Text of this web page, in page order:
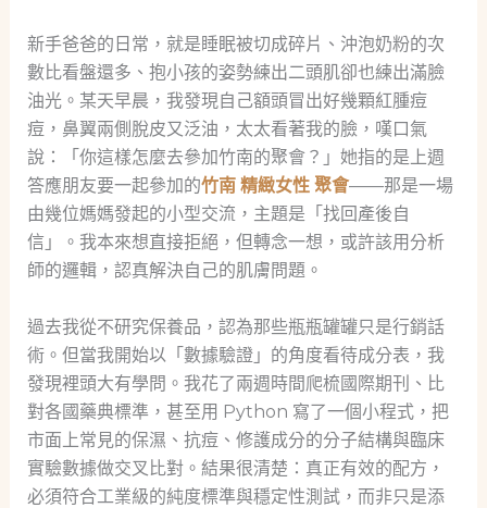
新手爸爸的日常，就是睡眠被切成碎片、沖泡奶粉的次
數比看盤還多、抱小孩的姿勢練出二頭肌卻也練出滿臉
油光。某天早晨，我發現自己額頭冒出好幾顆紅腫痘
痘，鼻翼兩側脫皮又泛油，太太看著我的臉，嘆口氣
說：「你這樣怎麼去參加竹南的聚會？」她指的是上週
答應朋友要一起參加的竹南 精緻女性 聚會——那是一場
由幾位媽媽發起的小型交流，主題是「找回產後自
信」。我本來想直接拒絕，但轉念一想，或許該用分析
師的邏輯，認真解決自己的肌膚問題。
過去我從不研究保養品，認為那些瓶瓶罐罐只是行銷話
術。但當我開始以「數據驗證」的角度看待成分表，我
發現裡頭大有學問。我花了兩週時間爬梳國際期刊、比
對各國藥典標準，甚至用 Python 寫了一個小程式，把
市面上常見的保濕、抗痘、修護成分的分子結構與臨床
實驗數據做交叉比對。結果很清楚：真正有效的配方，
必須符合工業級的純度標準與穩定性測試，而非只是添